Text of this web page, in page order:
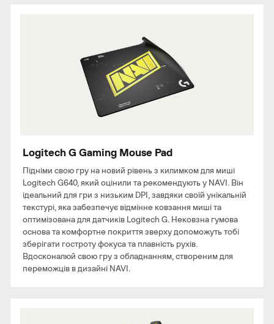
Logitech G Gaming Mouse Pad
Підніми свою гру на новий рівень з килимком для миші
Logitech G640, який оцінили та рекомендують у NAVI. Він
ідеальний для гри з низьким DPI, завдяки своїй унікальній
текстурі, яка забезпечує відмінне ковзання миші та
оптимізована для датчиків Logitech G. Нековзна гумова
основа та комфортне покриття зверху допоможуть тобі
зберігати гостроту фокуса та плавність рухів.
Вдосконалюй свою гру з обладнанням, створеним для
переможців в дизайні NAVI.